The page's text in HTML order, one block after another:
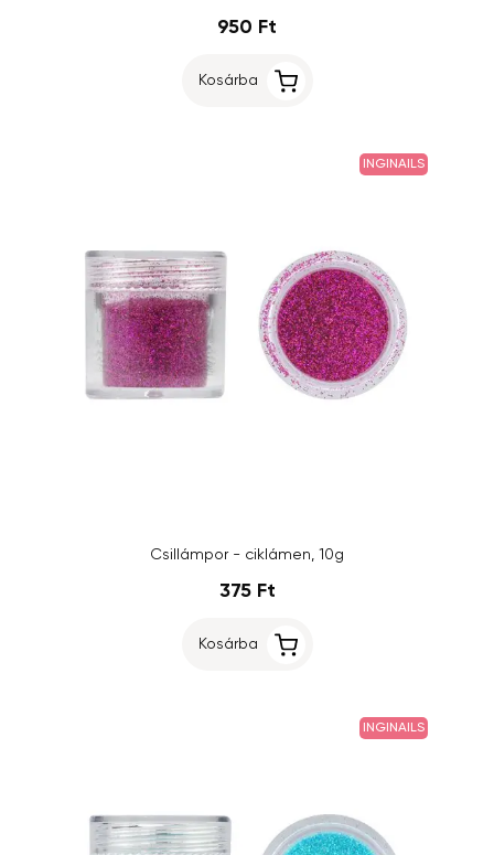
950 Ft
Kosárba
INGINAILS
Csillámpor - ciklámen, 10g
375 Ft
Kosárba
INGINAILS